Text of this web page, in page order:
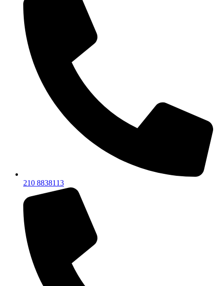
210 8838113